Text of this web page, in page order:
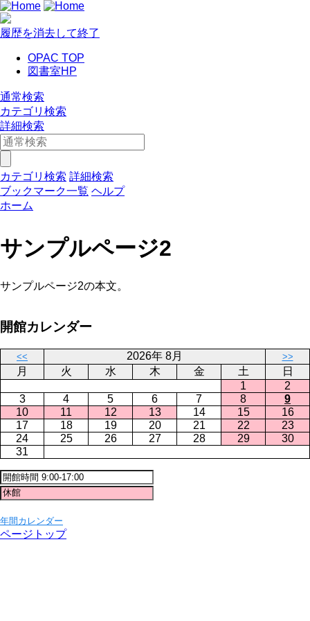
履歴を消去して終了
OPAC TOP
図書室HP
通常検索
カテゴリ検索
詳細検索
カテゴリ検索 詳細検索
ブックマーク一覧 ヘルプ
ホーム
サンプルページ2
サンプルページ2の本文。
開館カレンダー
<< 2026年 8月 >>
月 火 水 木 金 土
日
1
2
3
4 5 6 7 8
9
10
11 12 13 14 15
16
17
18 19 20 21 22
23
24
25 26 27 28 29
30
31
年間カレンダー
ページトップ